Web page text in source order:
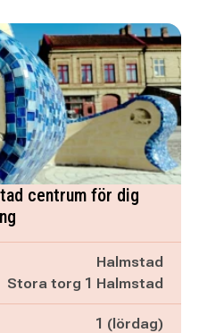
centrum för dig
Halmstad
Stora torg 1 Halmstad
1 (lördag)